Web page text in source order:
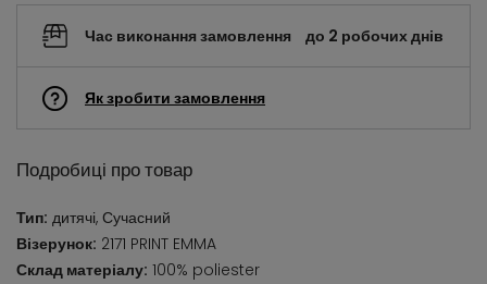
Час виконання замовлення до 2 робочих днів
Як зробити замовлення
Подробиці про товар
Тип: дитячі, Сучасний
Візерунок: 2171 PRINT EMMA
Склад матеріалу: 100% poliester